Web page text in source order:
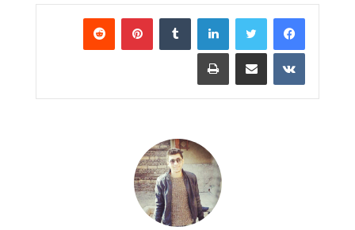
لينكدإن بينتيريست
مشاركة عبر البريد طباعة